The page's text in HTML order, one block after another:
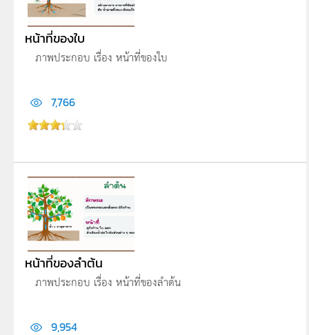
หน้าที่ของใบ
ภาพประกอบ เรื่อง หน้าที่ของใบ
7,766
หน้าที่ของลำต้น
ภาพประกอบ เรื่อง หน้าที่ของลำต้น
9,954